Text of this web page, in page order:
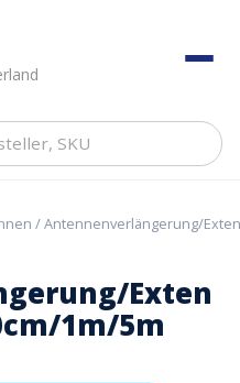
/ Antennenverlängerung/
Exten
1m/5m